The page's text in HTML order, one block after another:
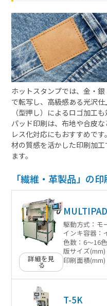
ホットスタンプでは、金・
で転写し、高級感ある光沢
（型押し）によるロゴ加工も
パッド印刷は、布地や合皮
レス化対応にもおすすめで
材の質感を活かした印刷加
ます。
「繊維・革製品」の
詳細を見
る
MULTIPAD
駆動方式： モ
インキ容器：
色数：6〜16色
版サイズ
印刷面積
T-5K